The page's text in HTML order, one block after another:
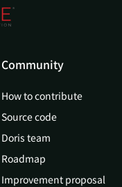
Community
How to contribute
Source code
Doris team
Roadmap
Improvement proposal